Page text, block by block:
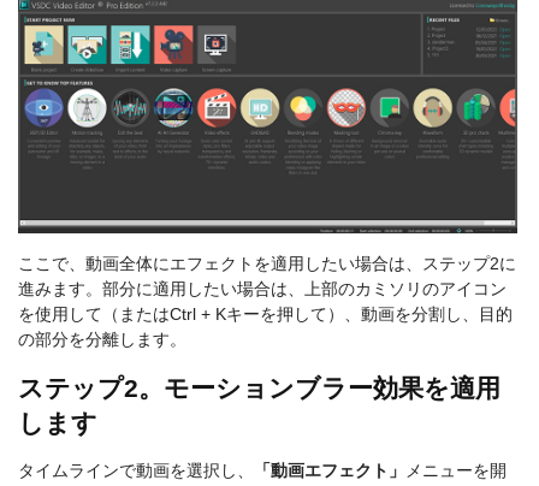
ここで、動画全体にエフェクトを適用したい場合は、ステップ2に
進みます。部分に適用したい場合は、上部のカミソリのアイコン
を使用して（またはCtrl + Kキーを押して）、動画を分割し、目的
の部分を分離します。
ステップ2。モーションブラー効果を適用
します
タイムラインで動画を選択し、 「動画エフェクト」 メニューを開